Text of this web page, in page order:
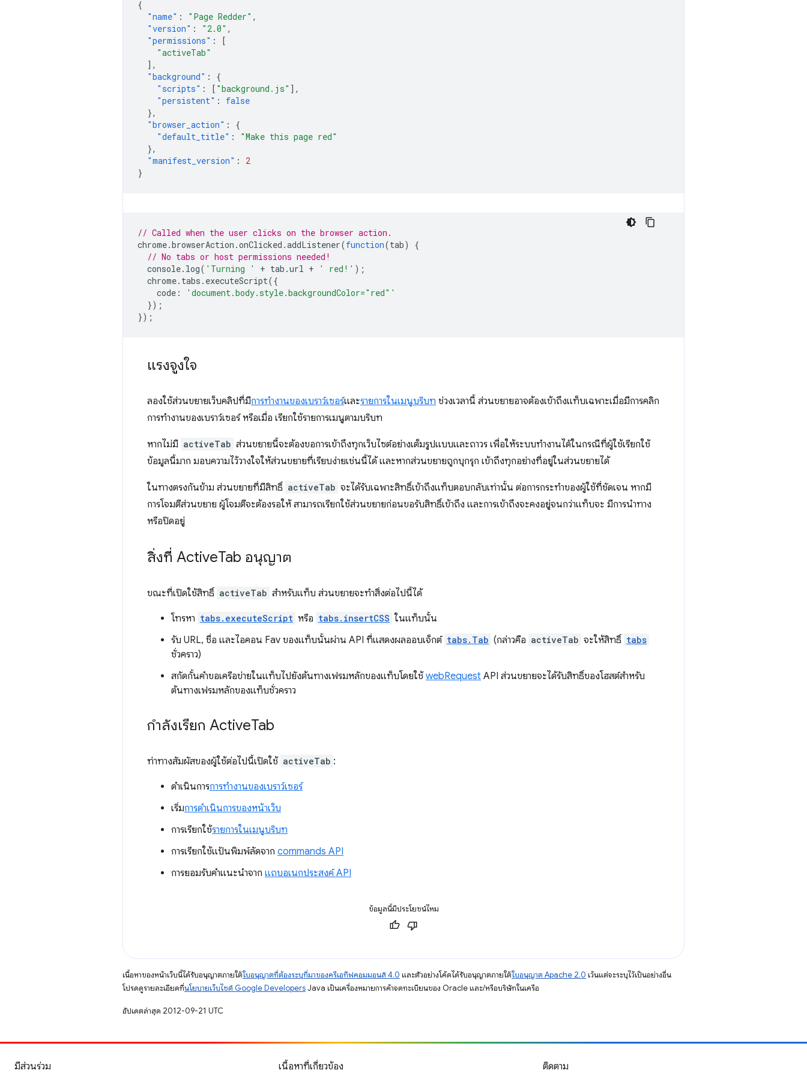
{
"name" : "Page Redder" ,
"version" : "2.0" ,
"permissions" :
[
"activeTab"
],
"background" :
{
"scripts" : [ "background.js" ],
"persistent" :
false
},
"browser_action" :
{
"default_title" :
"Make this page red"
},
"manifest_version" :
2
}
// Called when the user clicks on the browser action.
chrome.browserAction .onClicked .addListener(function(tab)
{
// No tabs or host permissions needed!
console. log( 'Turning ' + tab .url + ' red!' );
chrome. tabs . executeScript({
code :
'document.body.style.backgroundColor="red"'
});
});
แรงจูงใจ
ลองใช้ส่วนขยายเว็บคลิปที่มีการทำงานของเบราว์เซอร์และรายการในเมนูบริบท ช่วงเวลานี้ ส่วนขยายอาจต้องเข้าถึงแท็บเฉพาะเมื่อมีการคลิก
การทำงานของเบราว์เซอร์ หรือเมื่อ เรียกใช้รายการเมนูตามบริบท
หากไม่มี activeTab ส่วนขยายนี้จะต้องขอการเข้าถึงทุกเว็บไซต์อย่างเต็มรูปแบบและถาวร เพื่อให้ระบบทำงานได้ในกรณีที่ผู้ใช้เรียกใช้
ข้อมูลนี้มาก มอบความไว้วางใจให้ส่วนขยายที่เรียบง่ายเช่นนี้ได้ และหากส่วนขยายถูกบุกรุก เข้าถึงทุกอย่างที่อยู่ในส่วนขยายได้
ในทางตรงกันข้าม ส่วนขยายที่มีสิทธิ์ activeTab จะได้รับเฉพาะสิทธิ์เข้าถึงแท็บตอบกลับเท่านั้น ต่อการกระทำของผู้ใช้ที่ชัดเจน หากมี
การโจมตีส่วนขยาย ผู้โจมตีจะต้องรอให้ สามารถเรียกใช้ส่วนขยายก่อนขอรับสิทธิ์เข้าถึง และการเข้าถึงจะคงอยู่จนกว่าแท็บจะ มีการนำทาง
หรือปิดอยู่
สิ่งที่ ActiveTab อนุญาต
ขณะที่เปิดใช้สิทธิ์ activeTab สำหรับแท็บ ส่วนขยายจะทำสิ่งต่อไปนี้ได้
โทรหา tabs.executeScript หรือ tabs.insertCSS ในแท็บนั้น
รับ URL, ชื่อ และไอคอน Fav ของแท็บนั้นผ่าน API ที่แสดงผลออบเจ็กต์ tabs.Tab (กล่าวคือ activeTab จะให้สิทธิ์ tabs
ชั่วคราว)
สกัดกั้นคำขอเครือข่ายในแท็บไปยังต้นทางเฟรมหลักของแท็บโดยใช้ webRequest API ส่วนขยายจะได้รับสิทธิ์ของโฮสต์สำหรับ
ต้นทางเฟรมหลักของแท็บชั่วคราว
กำลังเรียก ActiveTab
ท่าทางสัมผัสของผู้ใช้ต่อไปนี้เปิดใช้ activeTab :
ดำเนินการการทำงานของเบราว์เซอร์
เริ่มการดำเนินการของหน้าเว็บ
การเรียกใช้รายการในเมนูบริบท
การเรียกใช้แป้นพิมพ์ลัดจาก commands API
การยอมรับคำแนะนำจาก แถบอเนกประสงค์ API
ข้อมูลนี้มีประโยชน์ไหม
เนื้อหาของหน้าเว็บนี้ได้รับอนุญาตภายใต้ใบอนุญาตที่ต้องระบุที่มาของครีเอทีฟคอมมอนส์ 4.0 และตัวอย่างโค้ดได้รับอนุญาตภายใต้ใบอนุญาต Apache 2.0 เว้นแต่จะระบุไว้เป็นอย่างอื่น
โปรดดูรายละเอียดที่นโยบายเว็บไซต์ Google DevelopersJava เป็นเครื่องหมายการค้าจดทะเบียนของ Oracle และ/หรือบริษัทในเครือ
อัปเดตล่าสุด 2012-09-21 UTC
มีส่วนร่วม เนื้อหาที่เกี่ยวข้อง ติดตาม